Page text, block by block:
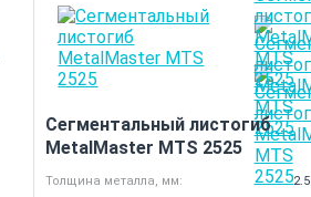
Сегментальный листогиб
MetalMaster MTS 2525
Толщина металла, мм:
2.5